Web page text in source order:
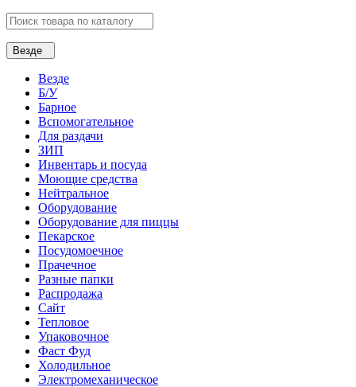
Везде
Везде
Б/У
Барное
Вспомогательное
Для раздачи
ЗИП
Инвентарь и посуда
Моющие средства
Нейтральное
Оборудование
Оборудование для пиццы
Пекарское
Посудомоечное
Прачечное
Разные папки
Распродажа
Сайт
Тепловое
Упаковочное
Фаст Фуд
Холодильное
Электромеханическое